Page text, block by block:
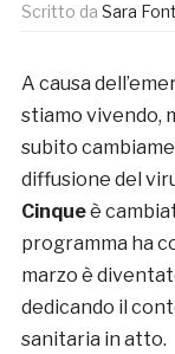
Scritto da Sara
A causa
stiamo vivendo,
subito
diffusione del
Cinqueè
programma ha
marzo è
dedicando il
sanitaria in atto.